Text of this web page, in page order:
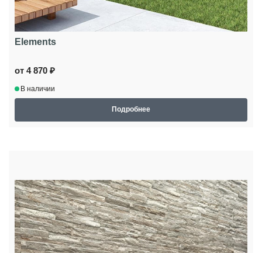
Elements
от 4 870 ₽
В наличии
Подробнее